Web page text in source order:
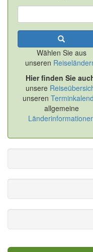
Wählen Sie aus
unseren
Hier finden Sie
unsere
unseren
allgemeine